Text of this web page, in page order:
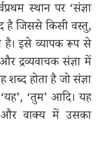
स्थान पर ‘संज्ञा
है जिससे किसी वस्तु,
है। इसे व्यापक रूप से
द्रव्यवाचक संज्ञा में
शब्द होता है जो संज्ञा
‘तुम’ आदि। यह
और वाक्य में उसका